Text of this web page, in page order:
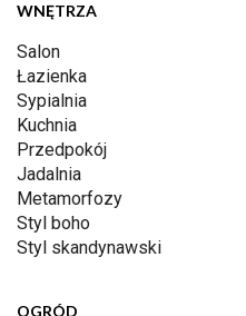
WNĘTRZA
Salon
Łazienka
Sypialnia
Kuchnia
Przedpokój
Jadalnia
Metamorfozy
Styl boho
Styl skandynawski
OGRÓD